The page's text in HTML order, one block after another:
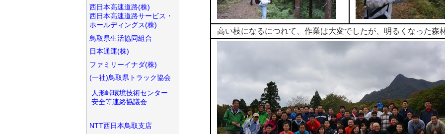
西日本高速道路(株)
西日本高速道路サービス・
ホールディングス(株)
鳥取県生活協同組合
日本通運(株)
ファミリーイナダ(株)
(一社)鳥取県トラック協会
人形峠環境技術センター
安全等連絡協議会
NTT西日本鳥取支店
高い枝になるにつれて、作業は大変でしたが、明るくなった森